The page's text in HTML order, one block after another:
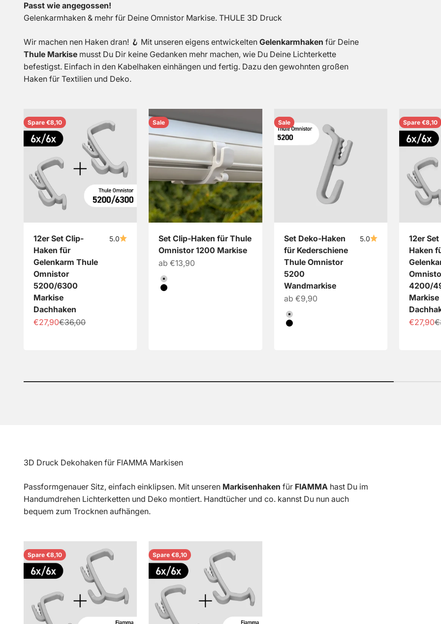
Passt wie angegossen!
Gelenkarmhaken & mehr für Deine Omnistor Markise. THULE 3D Druck
Wir machen nen Haken dran! 🪝 Mit unseren eigens entwickelten Gelenkarmhaken für Deine
Thule Markise musst Du Dir keine Gedanken mehr machen, wie Du Deine Lichterkette
befestigst. Einfach in den Kabelhaken einhängen und fertig. Dazu den gewohnten großen
Haken für Textilien und Deko.
Spare €8,10
12er Set Clip-
Haken für
Gelenkarm Thule
Omnistor
5200/6300
Markise
Dachhaken
5.0
Angebot
€27,90Regulärer Preis
€36,00
Sale
Set Clip-Haken für Thule
Omnistor 1200 Markise
Angebot
ab €13,90
Farbe
Hellgrau
Schwarz
Sale
Set Deko-Haken
für Kederschiene
Thule Omnistor
5200
Wandmarkise
5.0
Angebot
ab €9,90
Farbe
Hellgrau
Schwarz
Spare €8,10
12er
Haken
4200/
Markise
Angebot
€27,90
3D Druck Dekohaken für FIAMMA Markisen
Passformgenauer Sitz, einfach einklipsen. Mit unseren Markisenhaken für FIAMMA hast Du im
Handumdrehen Lichterketten und Deko montiert. Handtücher und co. kannst Du nun auch
bequem zum Trocknen aufhängen.
Spare €8,10 Spare €8,10